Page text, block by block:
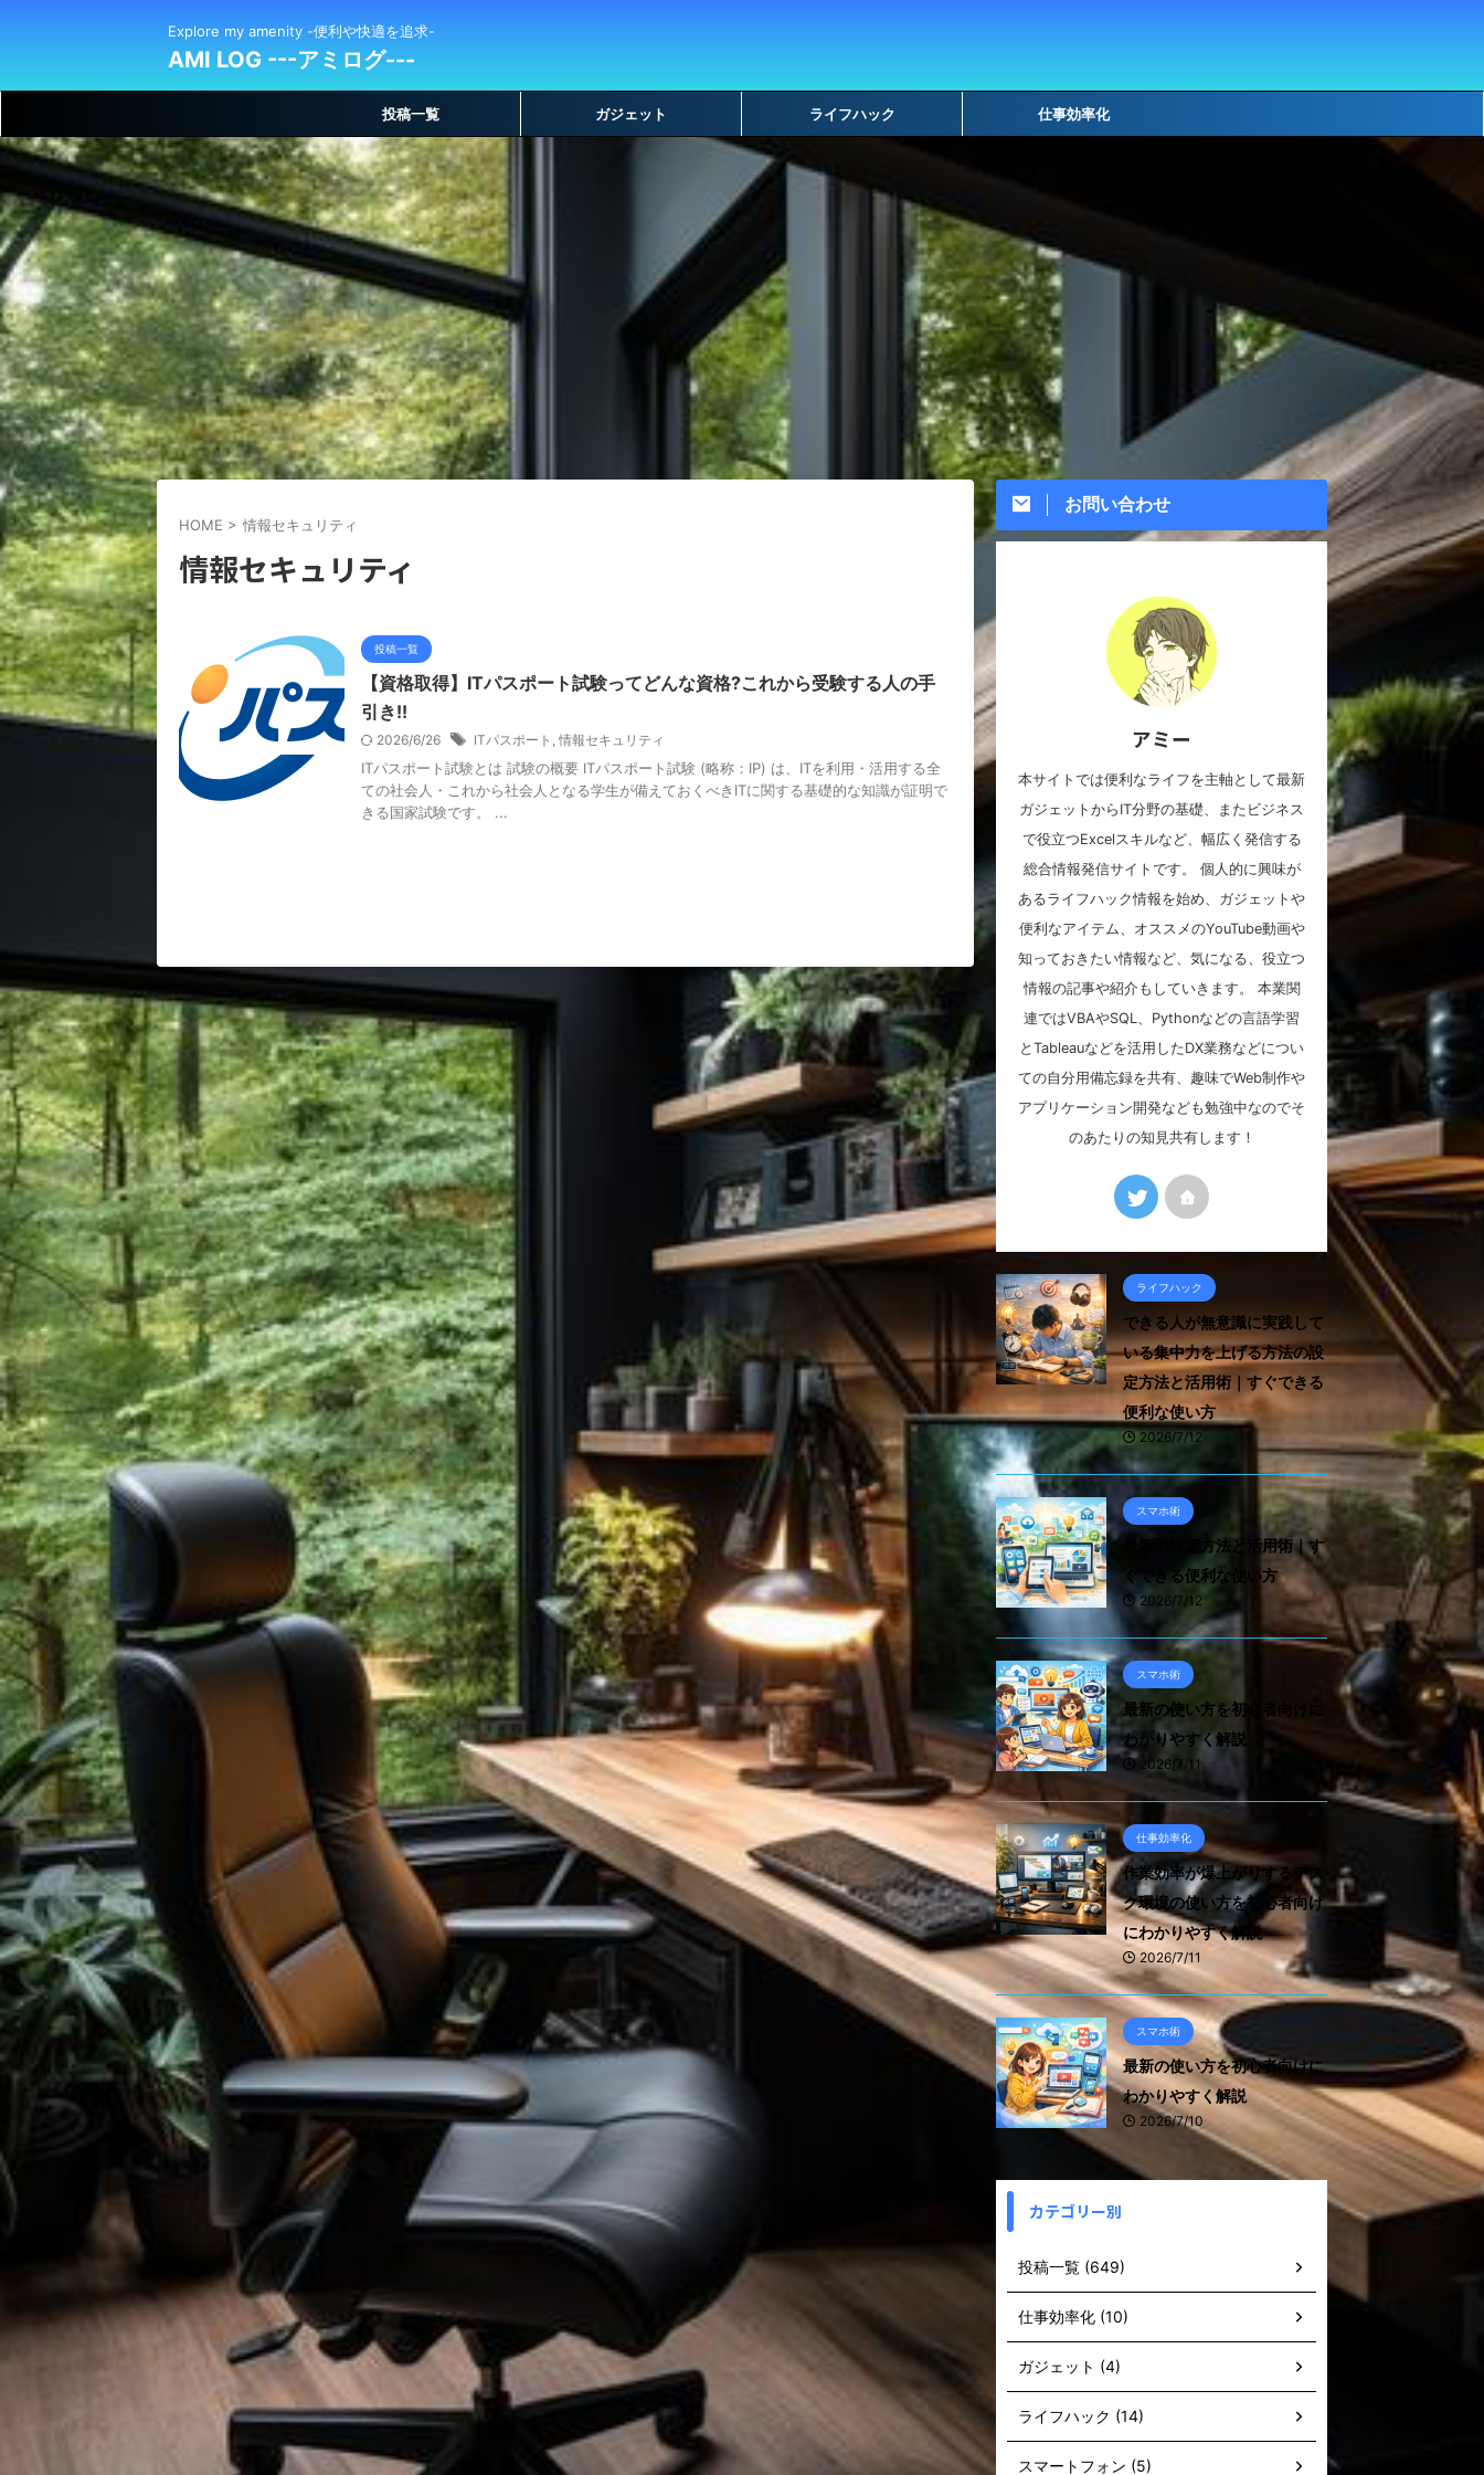
Explore my amenity -便利や快適を追求-
AMI LOG ---アミログ---
投稿一覧 ガジェット ライフハック 仕事効率化
HOME > 情報セキュリティ
情報セキュリティ
投稿一覧
【資格取得】ITパスポート試験ってどんな資格?これから受験する人の手
引き!!
2026/6/26 ITパスポート , 情報セキュリティ
ITパスポート試験とは 試験の概要 ITパスポート試験 (略称：IP) は、ITを利用・活用する全
ての社会人・これから社会人となる学生が備えておくべきITに関する基礎的な知識が証明で
きる国家試験です。 ...
お問い合わせ
アミー
本サイトでは便利なライフを主軸として最新
ガジェットからIT分野の基礎、またビジネス
で役立つExcelスキルなど、幅広く発信する
総合情報発信サイトです。 個人的に興味が
あるライフハック情報を始め、ガジェットや
便利なアイテム、オススメのYouTube動画や
知っておきたい情報など、気になる、役立つ
情報の記事や紹介もしていきます。 本業関
連ではVBAやSQL、Pythonなどの言語学習
とTableauなどを活用したDX業務などについ
ての自分用備忘録を共有、趣味でWeb制作や
アプリケーション開発なども勉強中なのでそ
のあたりの知見共有します！
ライフハック
できる人が無意識に実践して
いる集中力を上げる方法の設
定方法と活用術｜すぐできる
便利な使い方
2026/7/12
スマホ術
最新の設定方法と活用術｜す
ぐできる便利な使い方
2026/7/12
スマホ術
最新の使い方を初心者向けに
わかりやすく解説
2026/7/11
仕事効率化
作業効率が爆上がりするデス
ク環境の使い方を初心者向け
にわかりやすく解説
2026/7/11
スマホ術
最新の使い方を初心者向けに
わかりやすく解説
2026/7/10
カテゴリー別
投稿一覧 (649)
仕事効率化 (10)
ガジェット (4)
ライフハック (14)
スマートフォン (5)